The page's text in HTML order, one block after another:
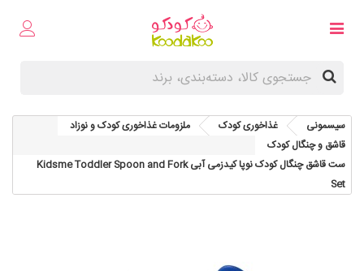
سیسمونی غذاخوری کودک
ملزومات غذاخوری کودک و نوزاد
قاشق و چنگال کودک
ست قاشق چنگال کودک نوپا کیدزمی آبی Kidsme Toddler Spoon and Fork
Set